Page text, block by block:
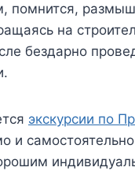
помнится,
на
бездарно
экскурсии по
и